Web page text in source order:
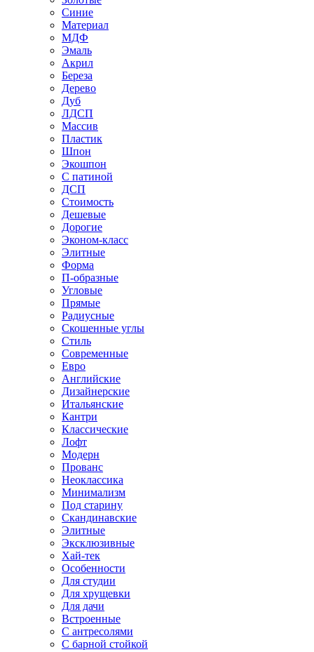
Синие
Материал
МДФ
Эмаль
Акрил
Береза
Дерево
Дуб
ЛДСП
Массив
Пластик
Шпон
Экошпон
С патиной
ДСП
Стоимость
Дешевые
Дорогие
Эконом-класс
Элитные
Форма
П-образные
Угловые
Прямые
Радиусные
Скошенные углы
Стиль
Современные
Евро
Английские
Дизайнерские
Итальянские
Кантри
Классические
Лофт
Модерн
Прованс
Неоклассика
Минимализм
Под старину
Скандинавские
Элитные
Эксклюзивные
Хай-тек
Особенности
Для студии
Для хрущевки
Для дачи
Встроенные
С антресолями
С барной стойкой